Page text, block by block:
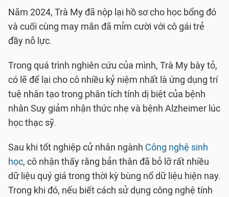
Năm 2024, Trà My đã nộp lại hồ sơ cho học bổng đó
và cuối cùng may mắn đã mỉm cười với cô gái trẻ
đầy nỗ lực.
Trong quá trình nghiên cứu của mình, Trà My bày tỏ,
có lẽ để lại cho cô nhiều kỷ niệm nhất là ứng dụng trí
tuệ nhân tạo trong phân tích tính dị biệt của bệnh
nhân Suy giảm nhận thức nhẹ và bệnh Alzheimer lúc
học thạc sỹ.
Sau khi tốt nghiệp cử nhân ngành Công nghệ sinh
học, cô nhận thấy rằng bản thân đã bỏ lỡ rất nhiều
dữ liệu quý giá trong thời kỳ bùng nổ dữ liệu hiện nay.
Trong khi đó, nếu biết cách sử dụng công nghệ tính